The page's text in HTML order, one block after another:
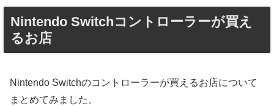
Nintendo Switchコントローラーが買え
るお店
Nintendo Switchのコントローラーが買えるお店について
まとめてみました。